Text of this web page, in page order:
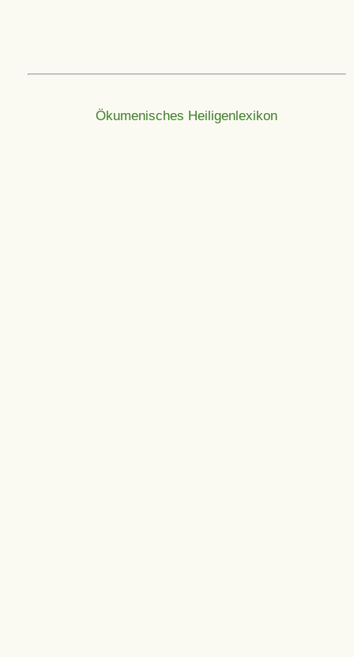
Ökumenisches Heiligenlexikon